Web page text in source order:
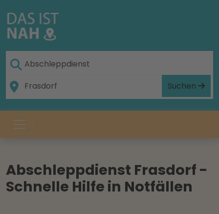
Suchen
Abschleppdienst Frasdorf -
Schnelle Hilfe in Notfällen